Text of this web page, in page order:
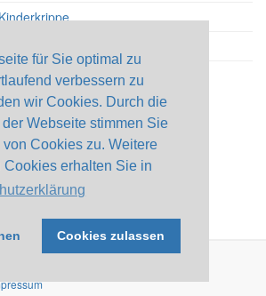
für Sie optimal zu
verbessern zu
wir Cookies. Durch die
Webseite stimmen Sie
Cookies zu. Weitere
Cookies erhalten Sie in
Cookies zulassen
1 2 3 Weiter Ende